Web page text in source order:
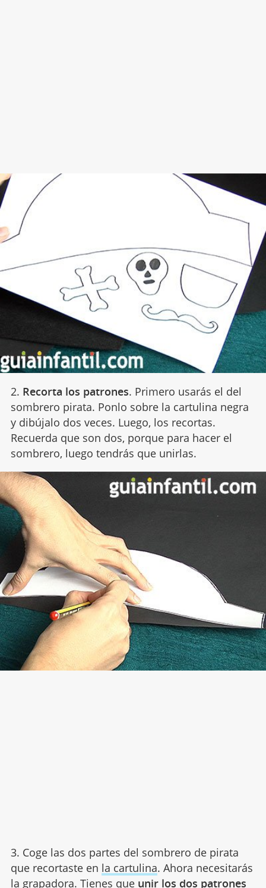
2. Recorta los patrones. Primero usarás el del
sombrero pirata. Ponlo sobre la cartulina negra
y dibújalo dos veces. Luego, los recortas.
Recuerda que son dos, porque para hacer el
sombrero, luego tendrás que unirlas.
3. Coge las dos partes del sombrero de pirata
que recortaste en la cartulina. Ahora necesitarás
la grapadora. Tienes que unir los dos patrones